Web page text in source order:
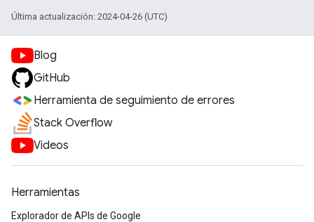
Última actualización: 2024-04-26 (UTC)
Blog
GitHub
Herramienta de seguimiento de errores
Stack Overflow
Videos
Herramientas
Explorador de APIs de Google